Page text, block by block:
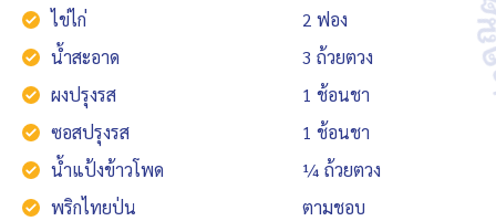
ไข่ไก่
2 ฟอง
น้ำสะอาด
3 ถ้วยตวง
ผงปรุงรส
1 ช้อนชา
ซอสปรุงรส
1 ช้อนชา
น้ำแป้งข้าวโพด
¼ ถ้วยตวง
พริกไทยป่น
ตามชอบ